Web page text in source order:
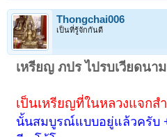
Thongchai006
เป็นที่รู้จักกันดี
เหรียญ ภปร ไปรบเวียดนา
เป็นเหรียญที่ในหลวงแจกส
นั้นสมบูรณ์แบบอยู่แล้วครับ